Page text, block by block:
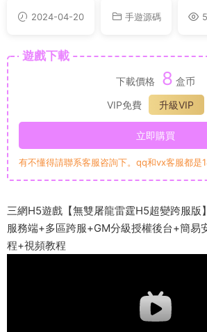
2024-04-20 手遊源碼
遊戲下載
下載價格 8 盒币
VIP免費
升級VIP
立即購買
有不懂得請聯系客服咨詢下。qq和vx客服都
三網H5遊戲【無雙屠龍雷霆H5超變跨服版
服務端+多區跨服+GM分級授權後台+簡易
程+視頻教程